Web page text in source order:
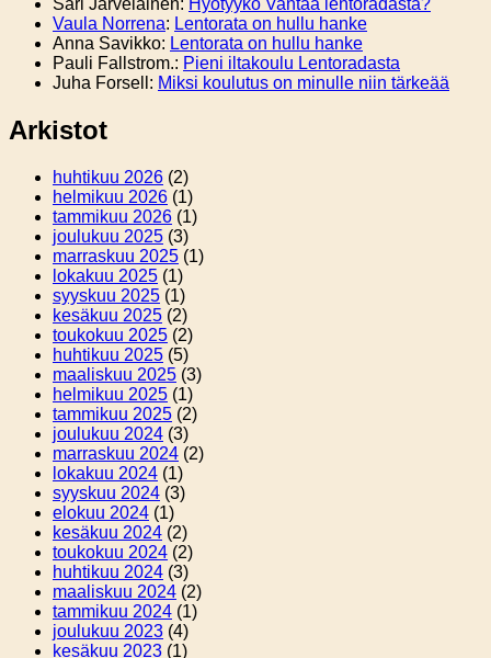
Sari Järveläinen: Hyötyykö Vantaa lentoradasta?
Vaula Norrena: Lentorata on hullu hanke
Anna Savikko: Lentorata on hullu hanke
Pauli Fallstrom.: Pieni iltakoulu Lentoradasta
Juha Forsell : Miksi koulutus on minulle niin tärkeää
Arkistot
huhtikuu 2026 (2)
helmikuu 2026 (1)
tammikuu 2026 (1)
joulukuu 2025 (3)
marraskuu 2025 (1)
lokakuu 2025 (1)
syyskuu 2025 (1)
kesäkuu 2025 (2)
toukokuu 2025 (2)
huhtikuu 2025 (5)
maaliskuu 2025 (3)
helmikuu 2025 (1)
tammikuu 2025 (2)
joulukuu 2024 (3)
marraskuu 2024 (2)
lokakuu 2024 (1)
syyskuu 2024 (3)
elokuu 2024 (1)
kesäkuu 2024 (2)
toukokuu 2024 (2)
huhtikuu 2024 (3)
maaliskuu 2024 (2)
tammikuu 2024 (1)
joulukuu 2023 (4)
kesäkuu 2023 (1)